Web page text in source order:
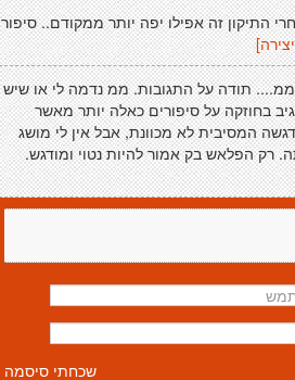
התיקון זה אפילו יפה יותר ממקודם.. סיפור
תודה על התגובות. ממ נדמה לי או שיש
בחוזקה על סיפורים כאלה יותר מאשר
המסיבית לא מכוונת, אבל אין לי מושג
רק הפלאש בק אמור להיות נטוי ומודגש.
שכחתי סיסמה